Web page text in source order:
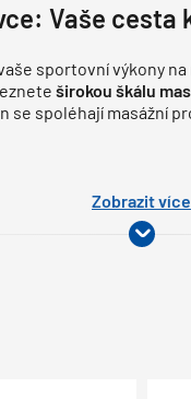
Vaše cesta
sportovní výkony
širokou škálu
se spoléhají masážní
Zobrazit více